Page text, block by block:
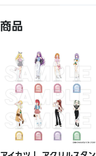
商品